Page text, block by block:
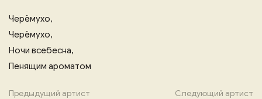
Черёмухо,
Черёмухо,
Ночи всебесна,
Пенящим ароматом
Предыдущий артист Следующий артист